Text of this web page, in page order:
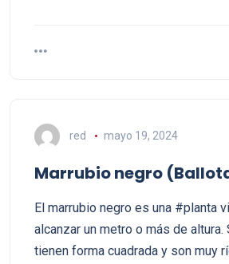
red mayo 19, 2024
Marrubio negro
El marrubio negro es una #planta
alcanzar un metro o más de
tienen forma cuadrada y son muy